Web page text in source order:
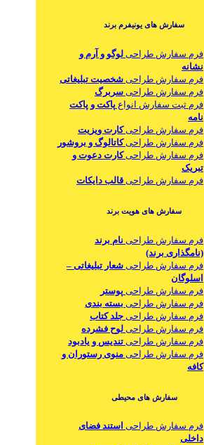
سفارش های یونیفرم برند
فرم سفارش طراحی لوگو و آرم و
نشانه
فرم سفارش طراحی شخصیت تبلیغاتی
فرم سفارش طراحی سربرگ
فرم ثبت سفارش انواع پاکت و پاکت
نامه
فرم سفارش طراحیکارت ویزیت
فرم سفارش طراحیکاتالوگ و بروشور
فرم سفارش طراحیکارت دعوت و
تبریک
فرم سفارش طراحی قالب دایکات
سفارش های هویت برند
فرم سفارش طراحی نام برند
(نامگذاری برند)
فرم سفارش طراحی شعار تبلیغاتی –
اسلوگان
فرم سفارش طراحی پوستر
فرم سفارش طراحی بسته بندی
فرم سفارش طراحی جلد کتاب
فرم سفارش طراحی لوح فشرده
فرم سفارش طراحی تندیس و یادبود
فرم سفارش طراحی منوی رستوران و
کافه
سفارش های محیطی
فرم سفارش طراحی استند فضای
داخلی